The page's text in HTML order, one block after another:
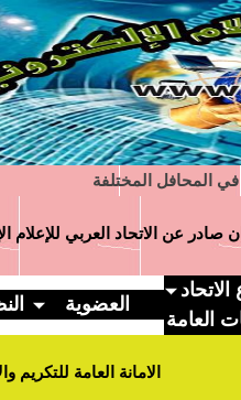
المحافل المختلفة
عن الاتحاد العربي للإعلام
العامة
العضوية
الامانة العامة للتكريم